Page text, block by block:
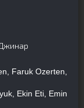
Faruk Ozerten,
Ekin Eti, Emin